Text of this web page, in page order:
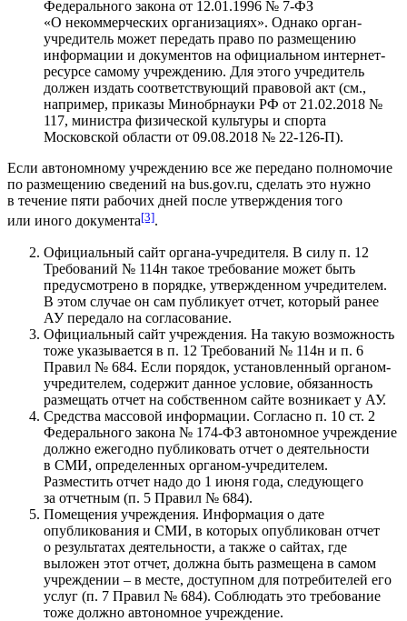
Федерального закона от 12.01.1996 № 7‑ФЗ
«О некоммерческих организациях». Однако орган-
учредитель может передать право по размещению
информации и документов на официальном интернет-
ресурсе самому учреждению. Для этого учредитель
должен издать соответствующий правовой акт (см.,
например, приказы Минобрнауки РФ от 21.02.2018 №
117, министра физической культуры и спорта
Московской области от 09.08.2018 № 22‑126‑П).
Если автономному учреждению все же передано полномочие
по размещению сведений на bus.gov.ru, сделать это нужно
в течение пяти рабочих дней после утверждения того
или иного документа[3].
Официальный сайт органа-учредителя. В силу п. 12
Требований № 114н такое требование может быть
предусмотрено в порядке, утвержденном учредителем.
В этом случае он сам публикует отчет, который ранее
АУ передало на согласование.
Официальный сайт учреждения. На такую возможность
тоже указывается в п. 12 Требований № 114н и п. 6
Правил № 684. Если порядок, установленный органом-
учредителем, содержит данное условие, обязанность
размещать отчет на собственном сайте возникает у АУ.
Средства массовой информации. Согласно п. 10 ст. 2
Федерального закона № 174‑ФЗ автономное учреждение
должно ежегодно публиковать отчет о деятельности
в СМИ, определенных органом-учредителем.
Разместить отчет надо до 1 июня года, следующего
за отчетным (п. 5 Правил № 684).
Помещения учреждения. Информация о дате
опубликования и СМИ, в которых опубликован отчет
о результатах деятельности, а также о сайтах, где
выложен этот отчет, должна быть размещена в самом
учреждении – в месте, доступном для потребителей его
услуг (п. 7 Правил № 684). Соблюдать это требование
тоже должно автономное учреждение.